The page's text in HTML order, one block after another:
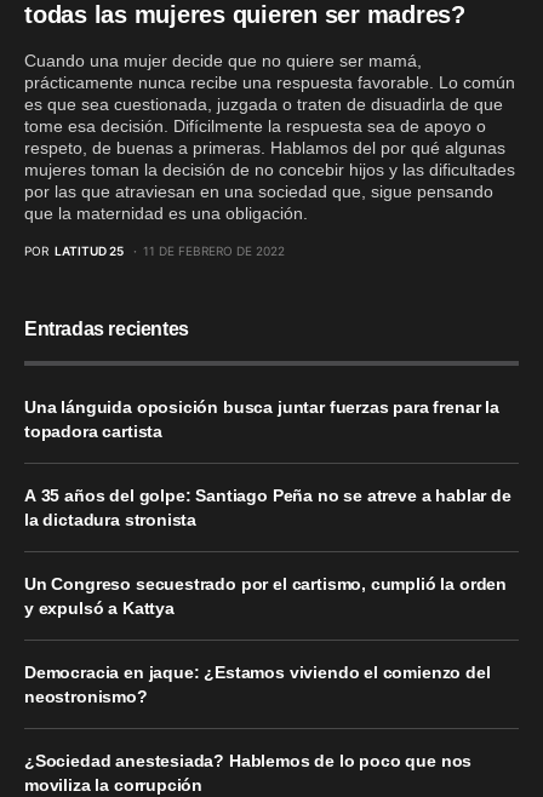
todas las mujeres quieren ser madres?
Cuando una mujer decide que no quiere ser mamá,
prácticamente nunca recibe una respuesta favorable. Lo común
es que sea cuestionada, juzgada o traten de disuadirla de que
tome esa decisión. Difícilmente la respuesta sea de apoyo o
respeto, de buenas a primeras. Hablamos del por qué algunas
mujeres toman la decisión de no concebir hijos y las dificultades
por las que atraviesan en una sociedad que, sigue pensando
que la maternidad es una obligación.
POR LATITUD 25 11 DE FEBRERO DE 2022
Entradas recientes
Una lánguida oposición busca juntar fuerzas para frenar la
topadora cartista
A 35 años del golpe: Santiago Peña no se atreve a hablar de
la dictadura stronista
Un Congreso secuestrado por el cartismo, cumplió la orden
y expulsó a Kattya
Democracia en jaque: ¿Estamos viviendo el comienzo del
neostronismo?
¿Sociedad anestesiada? Hablemos de lo poco que nos
moviliza la corrupción